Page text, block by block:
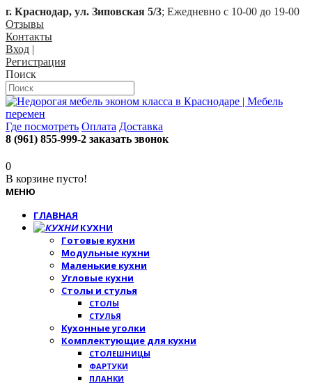
г. Краснодар, ул. Зиповская 5/3; Ежедневно с 10-00 до 19-00
Отзывы
Контакты
Вход |
Регистрация
Поиск
Где посмотреть Оплата Доставка
8 (961) 855-999-2 заказать звонок
0
В корзине пусто!
МЕНЮ
ГЛАВНАЯ
КУХНИ
Готовые кухни
Модульные кухни
Маленькие кухни
Угловые кухни
Столы и стулья
СТОЛЫ
СТУЛЬЯ
Кухонные уголки
Комплектующие для кухни
СТОЛЕШНИЦЫ
ФАРТУКИ
ПЛАНКИ